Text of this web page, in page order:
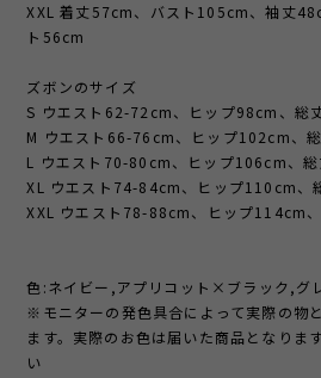
XXL 着丈57cm、バスト105cm、袖丈
ト56cm
ズボンのサイズ
S ウエスト62-72cm、ヒップ98cm、総
M ウエスト66-76cm、ヒップ102cm、
L ウエスト70-80cm、ヒップ106cm、
XL ウエスト74-84cm、ヒップ110cm、
XXL ウエスト78-88cm、ヒップ114cm
色:ネイビー,アプリコット×ブラック,グ
※モニターの発色具合によって実際の物
ます。実際のお色は届いた商品となりま
い